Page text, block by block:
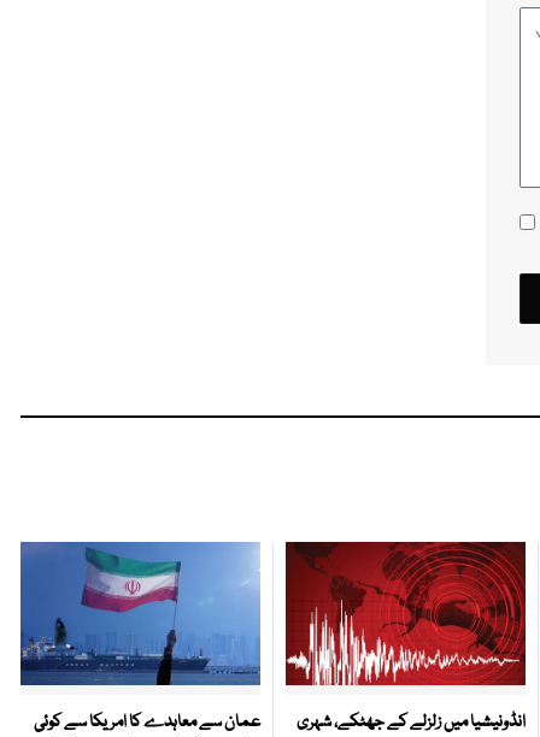
انڈونیشیا میں زلزلے کے جھٹکے، شہری
عمان سے معاہدے کا امریکا سے کوئی